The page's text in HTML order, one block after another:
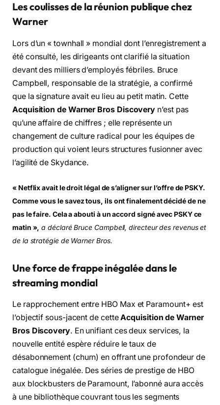
Les coulisses de la réunion publique chez
Warner
Lors d’un « townhall » mondial dont l’enregistrement a
été consulté, les dirigeants ont clarifié la situation
devant des milliers d’employés fébriles. Bruce
Campbell, responsable de la stratégie, a confirmé
que la signature avait eu lieu au petit matin. Cette
Acquisition de Warner Bros Discovery n’est pas
qu’une affaire de chiffres ; elle représente un
changement de culture radical pour les équipes de
production qui voient leurs structures fusionner avec
l’agilité de Skydance.
« Netflix avait le droit légal de s’aligner sur l’offre de PSKY.
Comme vous le savez tous, ils ont finalement décidé de ne
pas le faire. Cela a abouti à un accord signé avec PSKY ce
matin », a déclaré Bruce Campbell, directeur des revenus et
de la stratégie de Warner Bros.
Une force de frappe inégalée dans le
streaming mondial
Le rapprochement entre HBO Max et Paramount+ est
l’objectif sous-jacent de cetteAcquisition de Warner
Bros Discovery. En unifiant ces deux services, la
nouvelle entité espère réduire le taux de
désabonnement (churn) en offrant une profondeur de
catalogue inégalée. Des séries de prestige de HBO
aux blockbusters de Paramount, l’abonné aura accès
à une bibliothèque couvrant tous les segments